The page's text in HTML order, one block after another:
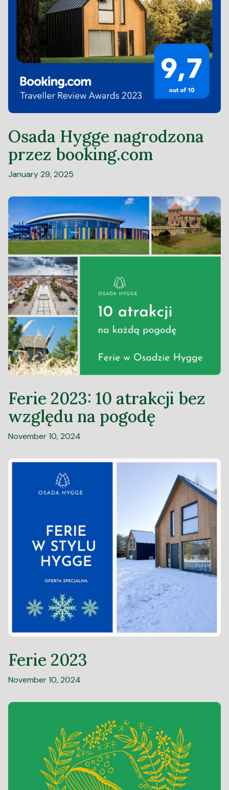
Osada Hygge nagrodzona
przez booking.com
January 29, 2025
Ferie 2023: 10 atrakcji bez
względu na pogodę
November 10, 2024
Ferie 2023
November 10, 2024